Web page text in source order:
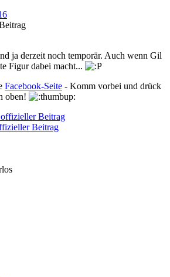
ja derzeit noch temporär. Auch wenn Gil
Figur dabei macht...
Facebook-Seite - Komm vorbei und drück
oben!
Beitrag
Beitrag